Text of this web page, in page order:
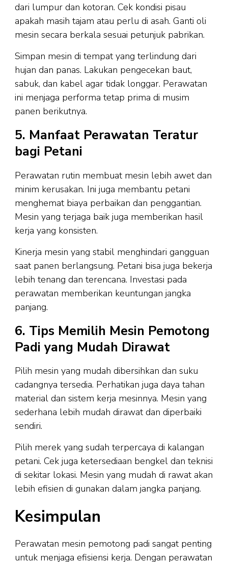
dari lumpur dan kotoran. Cek kondisi pisau
apakah masih tajam atau perlu di asah. Ganti oli
mesin secara berkala sesuai petunjuk pabrikan.
Simpan mesin di tempat yang terlindung dari
hujan dan panas. Lakukan pengecekan baut,
sabuk, dan kabel agar tidak longgar. Perawatan
ini menjaga performa tetap prima di musim
panen berikutnya.
5. Manfaat Perawatan Teratur
bagi Petani
Perawatan rutin membuat mesin lebih awet dan
minim kerusakan. Ini juga membantu petani
menghemat biaya perbaikan dan penggantian.
Mesin yang terjaga baik juga memberikan hasil
kerja yang konsisten.
Kinerja mesin yang stabil menghindari gangguan
saat panen berlangsung. Petani bisa juga bekerja
lebih tenang dan terencana. Investasi pada
perawatan memberikan keuntungan jangka
panjang.
6. Tips Memilih Mesin Pemotong
Padi yang Mudah Dirawat
Pilih mesin yang mudah dibersihkan dan suku
cadangnya tersedia. Perhatikan juga daya tahan
material dan sistem kerja mesinnya. Mesin yang
sederhana lebih mudah dirawat dan diperbaiki
sendiri.
Pilih merek yang sudah terpercaya di kalangan
petani. Cek juga ketersediaan bengkel dan teknisi
di sekitar lokasi. Mesin yang mudah di rawat akan
lebih efisien di gunakan dalam jangka panjang.
Kesimpulan
Perawatan mesin pemotong padi sangat penting
untuk menjaga efisiensi kerja. Dengan perawatan